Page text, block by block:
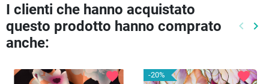
I clienti che hanno acquistato
questo prodotto hanno comprato
anche:
keyboard_arrow_left keyboard_arrow_right
favorite -20% favorite